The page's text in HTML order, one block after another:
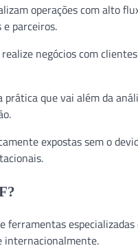
operações com alto
parceiros.
negócios com
que vai além da
expostas sem o
ferramentas
internacionalmente.